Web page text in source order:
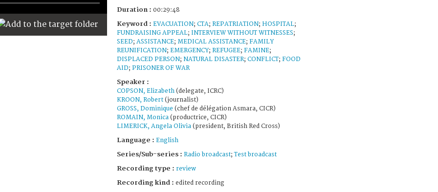
Duration : 00:29:48
Keyword : EVACUATION; CTA; REPATRIATION; HOSPITAL;
FUNDRAISING APPEAL; INTERVIEW WITHOUT WITNESSES;
SEED; ASSISTANCE; MEDICAL ASSISTANCE; FAMILY
REUNIFICATION; EMERGENCY; REFUGEE; FAMINE;
DISPLACED PERSON; NATURAL DISASTER; CONFLICT; FOOD
AID; PRISONER OF WAR
Speaker :
COPSON, Elizabeth (delegate, ICRC)
KROON, Robert (journalist)
GROSS, Dominique (chef de délégation Asmara, CICR)
ROMAIN, Monica (productrice, CICR)
LIMERICK, Angela Olivia (president, British Red Cross)
Language : English
Series/Sub-series : Radio broadcast;Test broadcast
Recording type : review
Recording kind : edited recording